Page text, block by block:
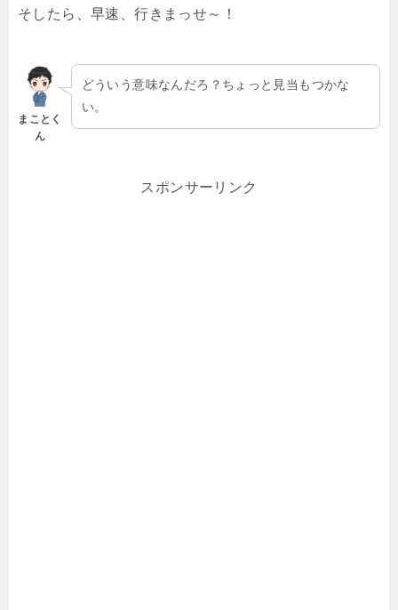
そしたら、早速、行きまっせ～！
まことく
ん
どういう意味なんだろ？ちょっと見当もつかな
い。
スポンサーリンク